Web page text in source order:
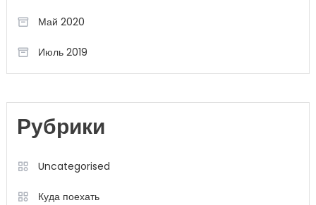
Май 2020
Июль 2019
Рубрики
Uncategorised
Куда поехать